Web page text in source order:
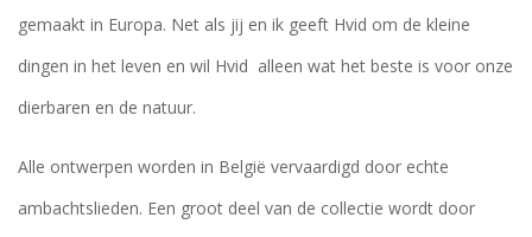
gemaakt in Europa. Net als jij en ik geeft Hvid om de kleine
dingen in het leven en wil Hvid alleen wat het beste is voor onze
dierbaren en de natuur.
Alle ontwerpen worden in België vervaardigd door echte
ambachtslieden. Een groot deel van de collectie wordt door